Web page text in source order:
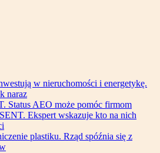
w nieruchomości i energetykę.
naraz
Status AEO może pomóc firmom
Ekspert wskazuje kto na nich
plastiku. Rząd spóźnia się z